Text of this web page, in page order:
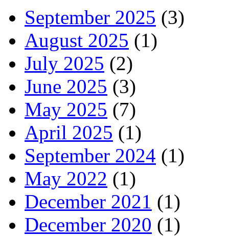
September 2025 (3)
August 2025 (1)
July 2025 (2)
June 2025 (3)
May 2025 (7)
April 2025 (1)
September 2024 (1)
May 2022 (1)
December 2021 (1)
December 2020 (1)